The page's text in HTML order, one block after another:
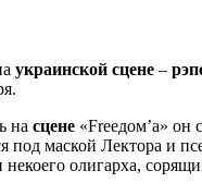
украинской сцене –
на сцене «Freeдом’а» он
под маской Лектора и
некоего олигарха,